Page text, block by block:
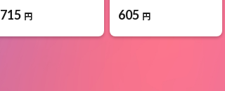
715 円 605 円